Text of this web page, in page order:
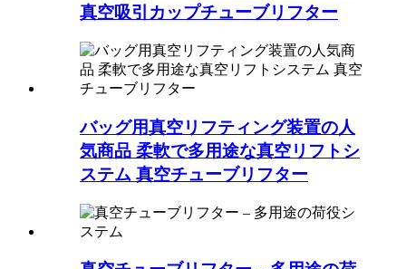
真空吸引カップチューブリフター
バッグ用真空リフティング装置の人
気商品 柔軟で多用途な真空リフトシ
ステム 真空チューブリフター